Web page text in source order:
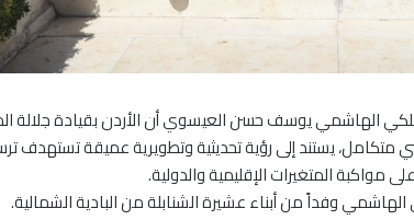
رئيس الديوان الملكي الهاشمي يوسف حسن العيسوي أن الأردن بقيادة جلالة
يستند إلى رؤية تحديثية وتطويرية عميقة تستهدف
مواكبة المتغيرات الإقليمية والدولية.
وفداً من أبناء عشيرة الشنابلة من البادية الشمالية.